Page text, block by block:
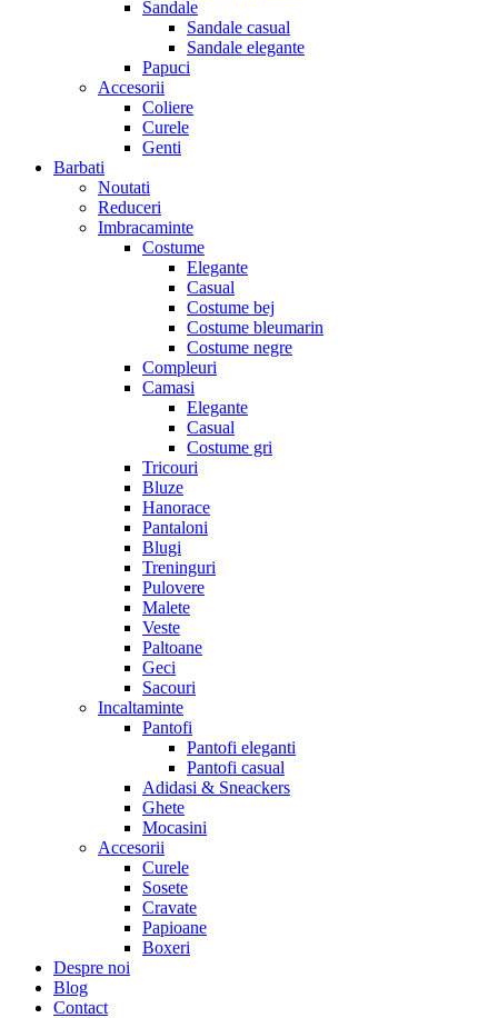
Sandale
Sandale casual
Sandale elegante
Papuci
Accesorii
Coliere
Curele
Genti
Barbati
Noutati
Reduceri
Imbracaminte
Costume
Elegante
Casual
Costume bej
Costume bleumarin
Costume negre
Compleuri
Camasi
Elegante
Casual
Costume gri
Tricouri
Bluze
Hanorace
Pantaloni
Blugi
Treninguri
Pulovere
Malete
Veste
Paltoane
Geci
Sacouri
Incaltaminte
Pantofi
Pantofi eleganti
Pantofi casual
Adidasi & Sneackers
Ghete
Mocasini
Accesorii
Curele
Sosete
Cravate
Papioane
Boxeri
Despre noi
Blog
Contact